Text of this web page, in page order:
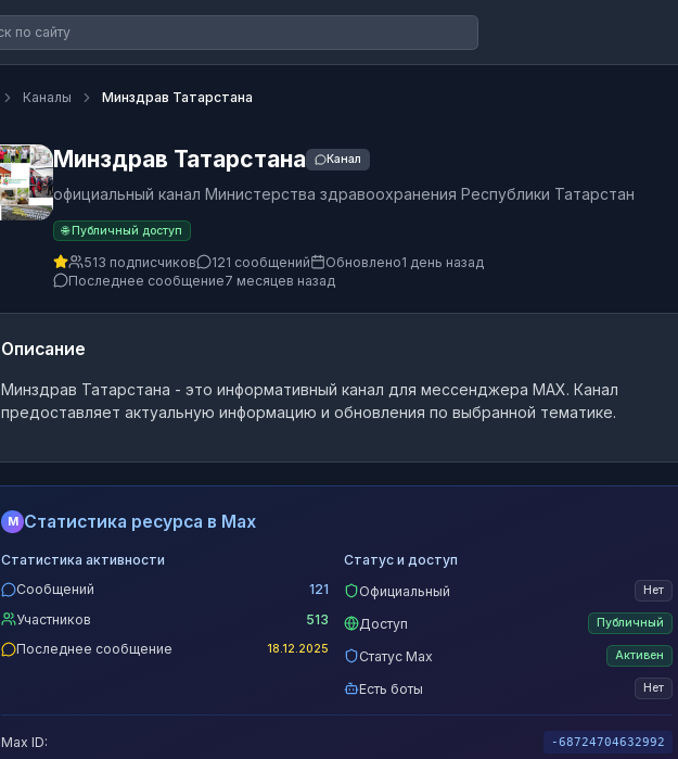
Каналы Минздрав Татарстана
Минздрав Татарстана Канал
официальный канал Министерства здравоохранения Республики Татарстан
🌐 Публичный доступ
513 подписчиков 121 сообщений Обновлено1 день назад
Последнее сообщение7 месяцев назад
Описание
Минздрав Татарстана - это информативный канал для мессенджера MAX. Канал
предоставляет актуальную информацию и обновления по выбранной тематике.
M Статистика ресурса в Max
Статистика активности
Сообщений
121
Участников
513
Последнее сообщение
18.12.2025
Статус и доступ
Официальный
Нет
Доступ Публичный
Статус Max Активен
Есть боты Нет
Max ID: -68724704632992